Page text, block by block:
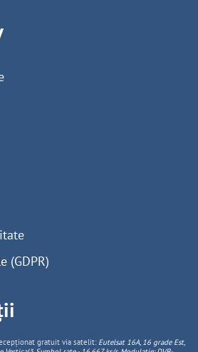
(GDPR)
gratuit via satelit: Eutelsat 16A, 16 grade Est,